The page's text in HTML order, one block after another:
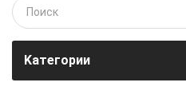
Kатегории